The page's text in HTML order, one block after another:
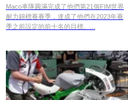
Maco車隊圓滿完成了他們第21個FIM世界
耐力錦標賽賽季，達成了他們在2023年賽
季之前設定的前十名的目標。...